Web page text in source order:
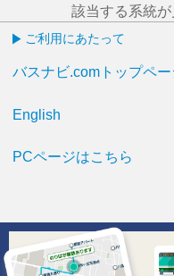
該当する系統が
ご利用にあたって
バスナビ.comトップペー
English
PCページはこちら